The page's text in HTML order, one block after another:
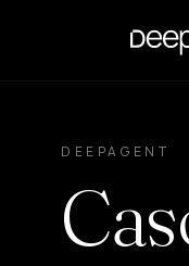
DEEPAGENT